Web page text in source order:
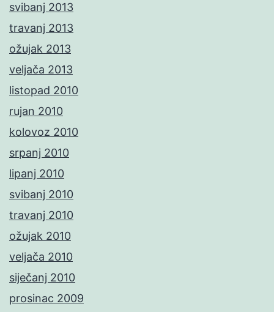
svibanj 2013
travanj 2013
ožujak 2013
veljača 2013
listopad 2010
rujan 2010
kolovoz 2010
srpanj 2010
lipanj 2010
svibanj 2010
travanj 2010
ožujak 2010
veljača 2010
siječanj 2010
prosinac 2009